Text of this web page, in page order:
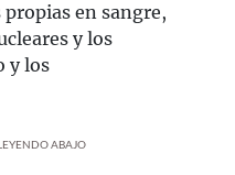
en sangre,
y los
y los
ABAJO